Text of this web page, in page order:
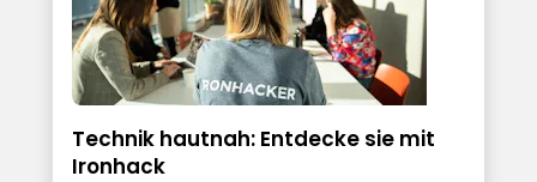
Technik hautnah: Entdecke sie mit
Ironhack